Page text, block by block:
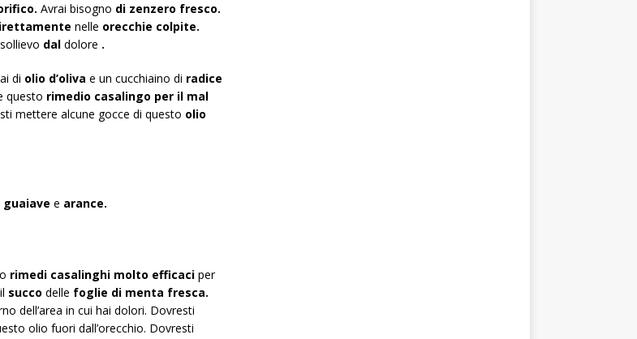
Avrai bisogno di zenzero fresco.
nelle orecchie colpite.
sollievo dal dolore .
di olio d’oliva e un cucchiaino di radice
questo rimedio casalingo per il mal
mettere alcune gocce di questo olio
guaiave e arance.
rimedi casalinghi molto efficaci per
succo delle foglie di menta fresca.
dell’area in cui hai dolori. Dovresti
olio fuori dall’orecchio. Dovresti